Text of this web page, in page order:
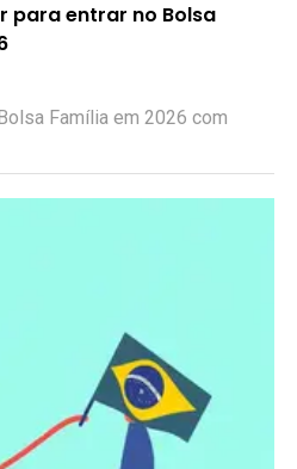
para entrar no Bolsa
Família em 2026 com